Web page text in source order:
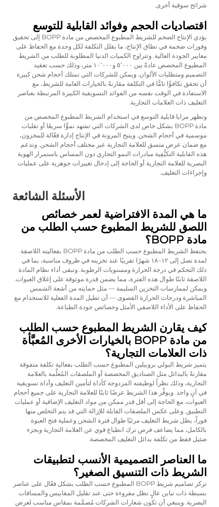
شرائح سوقية أخرى.
اقتصاديات الحجم وفوائد القابلية للتوسع
يؤدي الإنتاج الضخم للشريط المطبوع المخصص من مادة BOPP إلى تحقيق
وفورات ضخمة في نطاق الإنتاج، ما يقلل التكلفة لكل وحدة مع الحفاظ على
معايير الجودة العالية. وتتراوح الكميات الدنيا المطلوبة للطلب من الشريط
المطبوع المخصص عادةً بين ٥٬٠٠٠ و١٠٬٠٠٠ متر، وذلك حسب تعقيد
التصميم ومتطلبات الألوان. ويمكن للشركات التي تمتلك أحجام شحن كبيرة
أن تحقق تكافؤًا تامًّا في التكلفة مقارنةً بالخيارات العامة للشريط، مع
الاستفادة في الوقت نفسه من الفوائد التسويقية الكبيرة المرتبطة بعناصر
التغليف ذات العلامات التجارية.
وتظهر مزايا قابلية التوسع في استخدام الشريط المطبوع المخصص من
مادة BOPP بشكل خاص لدى الشركات التي تشهد نموًّا سريعًا أو تقلبات
موسمية في أحجام الشحن. ويتيح المرونة في الإنتاج إدارة فعّالة للمخزون،
مع ضمان عرض متسق للعلامة التجارية عبر مختلف أحجام الشحن. وتدعم
هذه القابلية التكيُّفِية مبادرات النمو التجاري دون المساس باستمرار الهوية
البصرية للعلامة التجارية أو الحاجة إلى إدخال تغييرات جوهرية على عمليات
وإجراءات التغليف.
الأسئلة الشائعة
ما هي المدة الافتراضية لعمر خصائص
اللصق للشريط المطبوع حسب الطلب من
مادة BOPP؟
يحتفظ الشريط المطبوع حسب الطلب من مادة BOPP بفعاليته اللاصقة
لمدة تصل إلى ١٢–١٨ شهرًا تقريبًا عند تخزينه في ظروف مناسبة، بما في
ذلك التحكم في درجة الحرارة ومستويات الرطوبة. وتبقى أداء نظام المادة
اللاصقة ثابتًا طوال هذه الفترة، مما يضمن قدرة موثوقة على إغلاق العبوات.
ويمكن لممارسات التخزين السليمة — مثل حمايته من أشعة الشمس
المباشرة ودرجات الحرارة القصوى — أن تطيل المدة الفعلية للاستخدام مع
الحفاظ على الأداء اللاصقي الأمثل وخصائص جودة الطباعة.
كيف يقارن الشريط المطبوع حسب الطلب
من مادة BOPP بالخيارات الأخرى المُعبَّأة
ذات العلامات التجارية؟
يتميز شريط البولي بروبيلين المطبوع حسب الطلب بفعالية تكلفة متفوقة
مقارنةً بالبدائل مثل الصناديق المخصصة أو الملصقات المُعلَّمة بالعلامة
التجارية، وذلك نظراً لوظيفته المزدوجة كأداة لتأمين التغليف وأداة تسويقية
في آنٍ واحد. ويوفِّر هذا الشريط عرضًا ثابتًا للعلامة التجارية على جميع أحجام
العبوات، مع الحاجة إلى أقل قدر ممكن من مواد التغليف الإضافية أو عمليات
التطبيق. وعلى عكس الملصقات القابلة للإزالة التي قد يتم التخلص منها
فوراً، يظل شريط التغليف مرئيًا طوال فترة الشحن وعملية فتح العبوة
بالكامل، مما يضاعف فرص ترك انطباع قوي عن العلامة التجارية وبجزء
ضئيل فقط من تكلفة بدائل التغليف المخصصة.
ما العناصر التصميمية الأنسب لتطبيقات
الشريط ذات التنسيق الصغير؟
تركز تصاميم شريط BOPP المطبوع حسب الطلب بشكل فعّال على عناصر
بسيطة ذات تباين عالٍ تظل مقروءة حتى عند تقليل المقاييس والمسافات
البصرية. وينبغي أن تكون شعارات الشركات مُصمَّمة بمقاس مناسب لعرض